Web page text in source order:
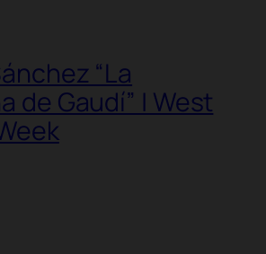
“La
de Gaudí” | West